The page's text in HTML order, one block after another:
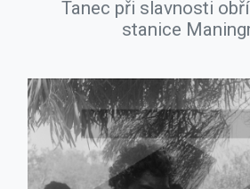
Tanec při slavnosti
stanice